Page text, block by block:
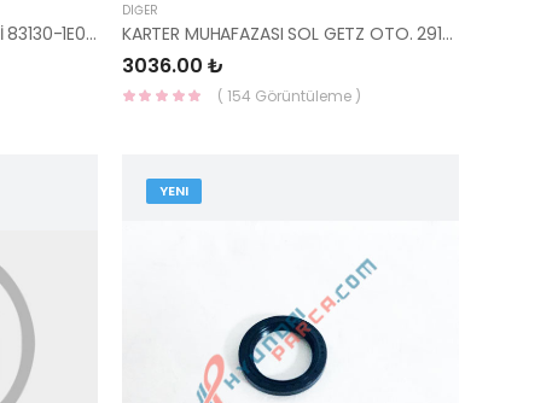
ERA SOL ARKA KAPI ÇEVRE FİTİLİ 83130-1E000-HMC
DIĞER
KARTER MUHAFAZASI SOL GETZ OTO. 29130-1C100-HMC
3036.00 ₺
( 154 Görüntüleme )
YENI